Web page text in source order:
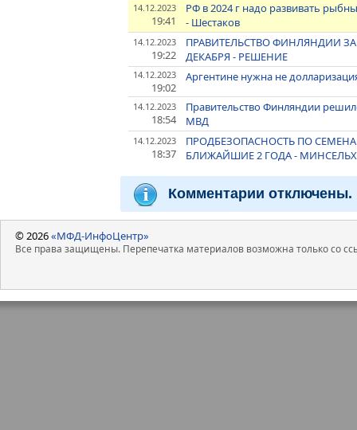
14.12.2023
19:41
РФ в 2024 г надо развивать
- Шестаков
14.12.2023
19:22
ПРАВИТЕЛЬСТВО ФИНЛЯНДИИ
ДЕКАБРЯ - РЕШЕНИЕ
14.12.2023
19:02
Аргентине нужна не
14.12.2023
18:54
Правительство Финляндии
МВД
14.12.2023
18:37
ПРОДБЕЗОПАСНОСТЬ ПО
БЛИЖАЙШИЕ 2 ГОДА -
Комментарии отключены.
© 2026«МФД-ИнфоЦентр»
Все права защищены. Перепечатка материалов возможна только со